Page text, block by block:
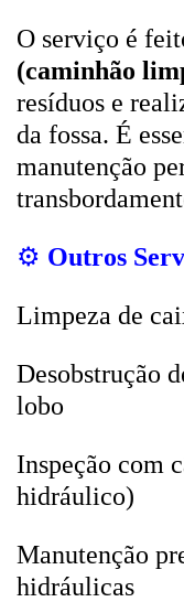
O serviço é
(caminhão
resíduos e
da fossa. É
manutenção
⚙️ Outros
Limpeza de
Desobstrução
lobo
Inspeção com
hidráulico)
Manutenção
hidráulicas